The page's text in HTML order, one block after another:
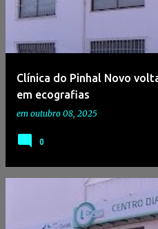
Clínica do Pinhal Novo
em ecografias
em outubro 08, 2025
0